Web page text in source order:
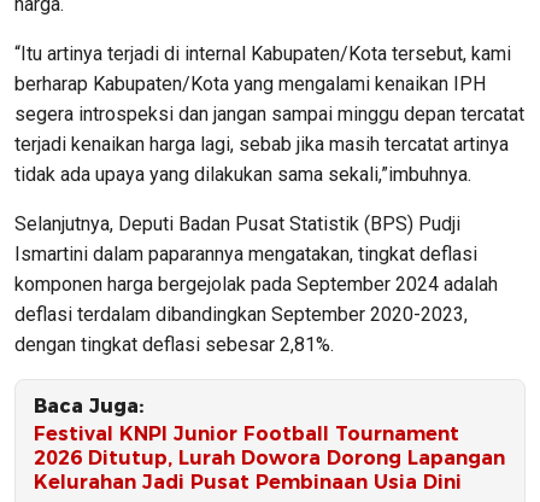
“Itu artinya terjadi di internal Kabupaten/Kota tersebut, kami
berharap Kabupaten/Kota yang mengalami kenaikan IPH
segera introspeksi dan jangan sampai minggu depan tercatat
terjadi kenaikan harga lagi, sebab jika masih tercatat artinya
tidak ada upaya yang dilakukan sama sekali,”imbuhnya.
Selanjutnya, Deputi Badan Pusat Statistik (BPS) Pudji
Ismartini dalam paparannya mengatakan, tingkat deflasi
komponen harga bergejolak pada September 2024 adalah
deflasi terdalam dibandingkan September 2020-2023,
dengan tingkat deflasi sebesar 2,81%.
Baca Juga:
Festival KNPI Junior Football Tournament
2026 Ditutup, Lurah Dowora Dorong Lapangan
Kelurahan Jadi Pusat Pembinaan Usia Dini